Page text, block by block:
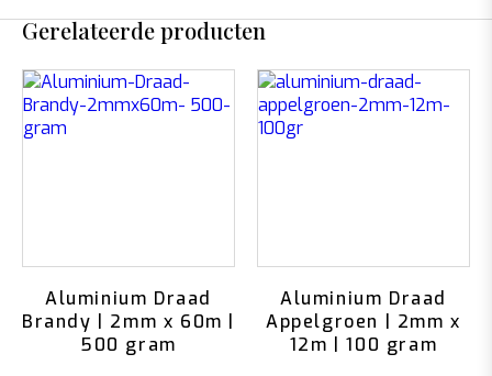
Gerelateerde producten
Aluminium Draad
Brandy | 2mm x 60m |
500 gram
Aluminium Draad
Appelgroen | 2mm x
12m | 100 gram